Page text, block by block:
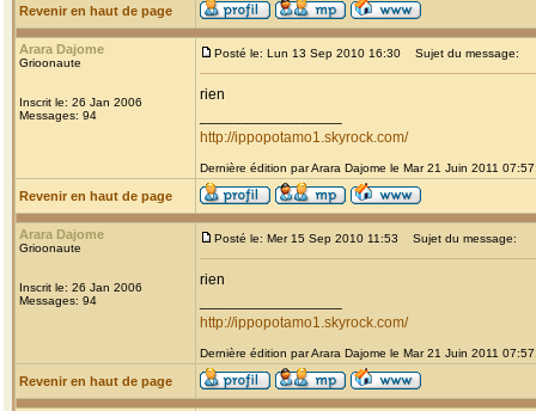
Revenir en haut de page
Arara Dajome
Grioonaute
Inscrit le: 26 Jan 2006
Messages: 94
Posté le: Lun 13 Sep 2010 16:30 Sujet du message:
rien
http://ippopotamo1.skyrock.com/
Dernière édition par Arara Dajome le Mar 21 Juin 2011
Revenir en haut de page
Arara Dajome
Grioonaute
Inscrit le: 26 Jan 2006
Messages: 94
Posté le: Mer 15 Sep 2010 11:53 Sujet du message:
rien
http://ippopotamo1.skyrock.com/
Dernière édition par Arara Dajome le Mar 21 Juin 2011
Revenir en haut de page